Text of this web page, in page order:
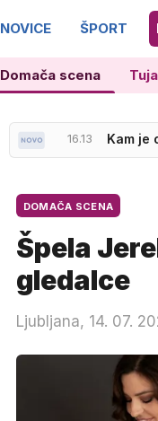
NOVICE ŠPORT
Domača scena
16.13 Kam je
16.12 Billie
DOMAČA SCENA
Špela
gledalce
Ljubljana, 14. 07.